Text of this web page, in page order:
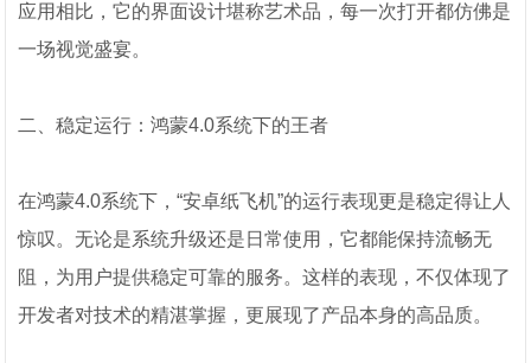
应用相比，它的界面设计堪称艺术品，每一次打开都仿佛是
一场视觉盛宴。
二、稳定运行：鸿蒙4.0系统下的王者
在鸿蒙4.0系统下，“安卓纸飞机”的运行表现更是稳定得让人
惊叹。无论是系统升级还是日常使用，它都能保持流畅无
阻，为用户提供稳定可靠的服务。这样的表现，不仅体现了
开发者对技术的精湛掌握，更展现了产品本身的高品质。